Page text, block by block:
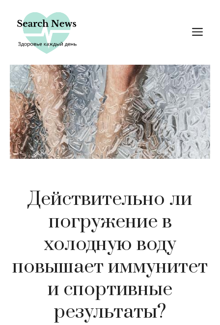
содержимому
Действительно ли
погружение в
холодную воду
повышает иммунитет
и спортивные
результаты?